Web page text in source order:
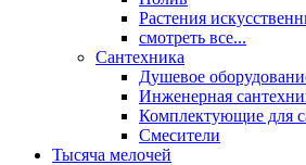
Растения
смотреть все...
Сантехника
Душевое
Инженерная
Комплектующие для
Смесители
Тысяча мелочей